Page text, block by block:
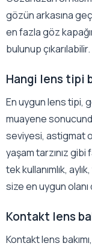
gözün arkasına
en fazla göz
bulunup çıkarılabilir.
Hangi lens tipi
En uygun lens tipi,
muayene
seviyesi, astigmat
yaşam tarzınız
tek kullanımlık,
size en uygun
Kontakt lens
Kontakt lens